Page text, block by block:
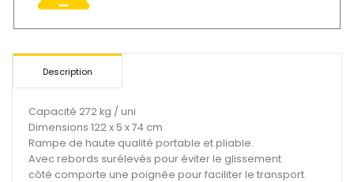
Description
Capacité 272 kg / uni
Dimensions 122 x 5 x 74 cm
Rampe de haute qualité portable et pliable.
Avec rebords surélevés pour éviter le glissement
côté comporte une poignée pour faciliter le transport.